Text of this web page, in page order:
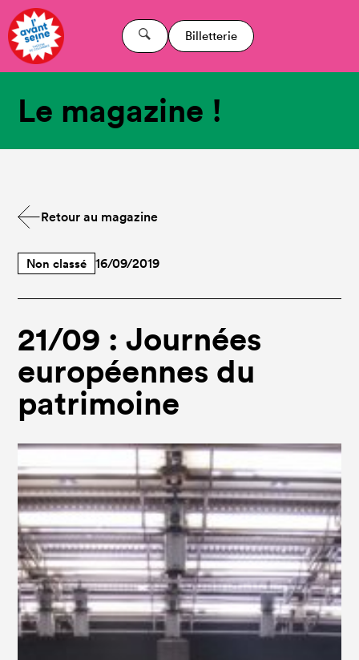
Billetterie
Le magazine !
Retour au magazine
Non classé 16/09/2019
21/09 : Journées
européennes du
patrimoine